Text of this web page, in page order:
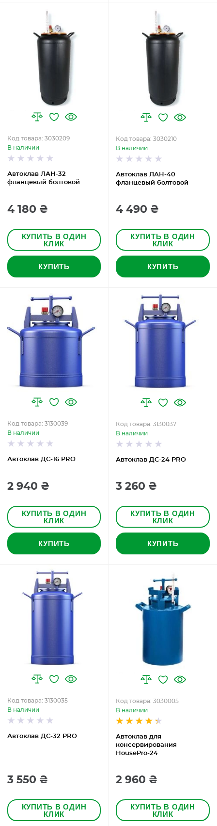
Автоклав ЛАН-32
фланцевый болтовой
Код товара: 3030209
В наличии
4 180 ₴
КУПИТЬ В ОДИН
КЛИК
КУПИТЬ
Автоклав ЛАН-40
фланцевый болтовой
Код товара: 3030210
В наличии
4 490 ₴
КУПИТЬ В ОДИН
КЛИК
КУПИТЬ
Автоклав ДС-16 PRO
Код товара: 3130039
В наличии
2 940 ₴
КУПИТЬ В ОДИН
КЛИК
КУПИТЬ
Автоклав ДС-24 PRO
Код товара: 3130037
В наличии
3 260 ₴
КУПИТЬ В ОДИН
КЛИК
КУПИТЬ
Автоклав ДС-32 PRO
Код товара: 3130035
В наличии
3 550 ₴
КУПИТЬ В ОДИН
КЛИК
Автоклав для
консервирования
HousePro-24
Код товара: 3030005
В наличии
2 960 ₴
КУПИТЬ В ОДИН
КЛИК